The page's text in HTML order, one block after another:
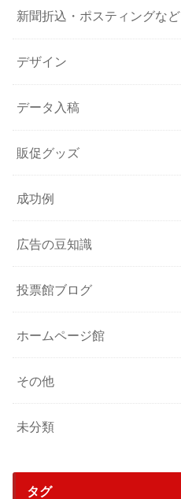
新聞折込・ポスティングなど
デザイン
データ入稿
販促グッズ
成功例
広告の豆知識
投票館ブログ
ホームページ館
その他
未分類
タグ